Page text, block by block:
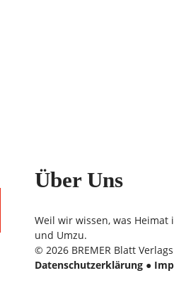
Über Uns
Weil wir wissen, was
und Umzu.
© 2026 BREMER Blatt
Datenschutzerklärung ●